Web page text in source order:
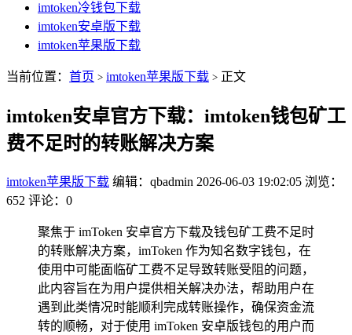
imtoken冷钱包下载
imtoken安卓版下载
imtoken苹果版下载
当前位置： 首页 > imtoken苹果版下载 > 正文
imtoken安卓官方下载：imtoken钱包矿工
费不足时的转账解决方案
imtoken苹果版下载 编辑：qbadmin 2026-06-03 19:02:05 浏览：
652 评论：0
聚焦于 imToken 安卓官方下载及钱包矿工费不足时
的转账解决方案，imToken 作为知名数字钱包，在
使用中可能面临矿工费不足导致转账受阻的问题，
此内容旨在为用户提供相关解决办法，帮助用户在
遇到此类情况时能顺利完成转账操作，确保资金流
转的顺畅，对于使用 imToken 安卓版钱包的用户而